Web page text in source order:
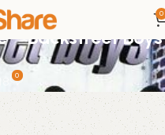
0
– Backstreet Boys
0